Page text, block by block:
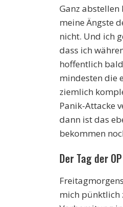
Ganz
meine Ängste
nicht. Und ich
dass ich
hoffentlich
mindesten die
ziemlich
Panik-Attacke
dann ist das
bekommen
Der Tag der OP
mich pünktlich